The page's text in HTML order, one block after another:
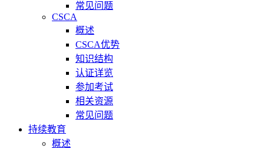
常见问题
CSCA
概述
CSCA优势
知识结构
认证详览
参加考试
相关资源
常见问题
持续教育
概述